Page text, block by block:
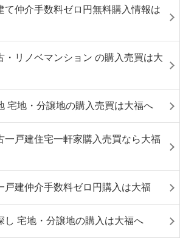
て仲介手数料ゼロ円無料購入情報は
・リノベマンション の購入売買は大
宅地・分譲地の購入売買は大福へ
一戸建住宅一軒家購入売買なら大福
戸建仲介手数料ゼロ円購入は大福
し 宅地・分譲地の購入は大福へ